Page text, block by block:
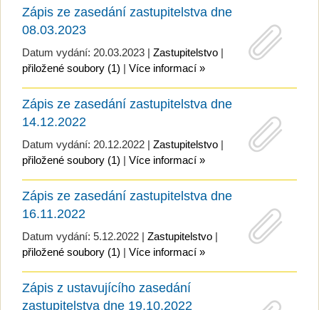
Zápis ze zasedání zastupitelstva dne
08.03.2023
Datum vydání: 20.03.2023 | Zastupitelstvo |
přiložené soubory (1) | Více informací »
Zápis ze zasedání zastupitelstva dne
14.12.2022
Datum vydání: 20.12.2022 | Zastupitelstvo |
přiložené soubory (1) | Více informací »
Zápis ze zasedání zastupitelstva dne
16.11.2022
Datum vydání: 5.12.2022 | Zastupitelstvo |
přiložené soubory (1) | Více informací »
Zápis z ustavujícího zasedání
zastupitelstva dne 19.10.2022